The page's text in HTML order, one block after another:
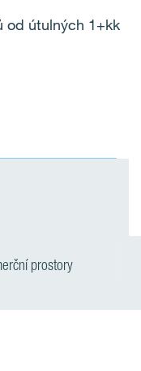
od útulných 1+kk
prostory